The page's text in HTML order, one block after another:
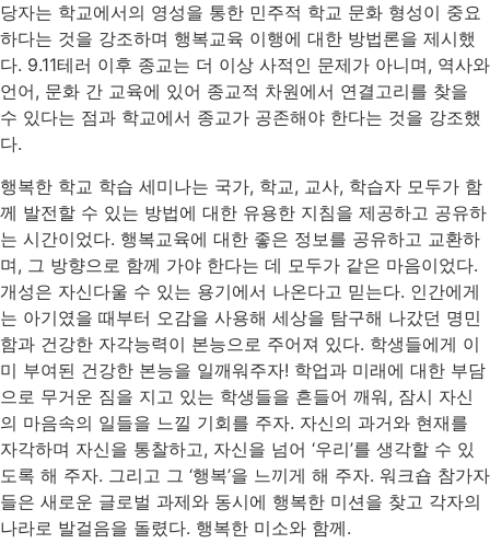
당자는 학교에서의 영성을 통한 민주적 학교 문화 형성이 중요
하다는 것을 강조하며 행복교육 이행에 대한 방법론을 제시했
다. 9.11테러 이후 종교는 더 이상 사적인 문제가 아니며, 역사와
언어, 문화 간 교육에 있어 종교적 차원에서 연결고리를 찾을
수 있다는 점과 학교에서 종교가 공존해야 한다는 것을 강조했
다.
행복한 학교 학습 세미나는 국가, 학교, 교사, 학습자 모두가 함
께 발전할 수 있는 방법에 대한 유용한 지침을 제공하고 공유하
는 시간이었다. 행복교육에 대한 좋은 정보를 공유하고 교환하
며, 그 방향으로 함께 가야 한다는 데 모두가 같은 마음이었다.
개성은 자신다울 수 있는 용기에서 나온다고 믿는다. 인간에게
는 아기였을 때부터 오감을 사용해 세상을 탐구해 나갔던 명민
함과 건강한 자각능력이 본능으로 주어져 있다. 학생들에게 이
미 부여된 건강한 본능을 일깨워주자! 학업과 미래에 대한 부담
으로 무거운 짐을 지고 있는 학생들을 흔들어 깨워, 잠시 자신
의 마음속의 일들을 느낄 기회를 주자. 자신의 과거와 현재를
자각하며 자신을 통찰하고, 자신을 넘어 ‘우리’를 생각할 수 있
도록 해 주자. 그리고 그 ‘행복’을 느끼게 해 주자. 워크숍 참가자
들은 새로운 글로벌 과제와 동시에 행복한 미션을 찾고 각자의
나라로 발걸음을 돌렸다. 행복한 미소와 함께.